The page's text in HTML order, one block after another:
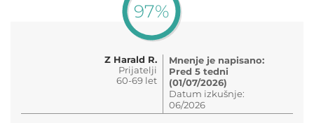
97%
Z Harald R.
Prijatelji
60-69 let
Mnenje je napisano:
Pred 5 tedni
(01/07/2026)
Datum izkušnje:
06/2026